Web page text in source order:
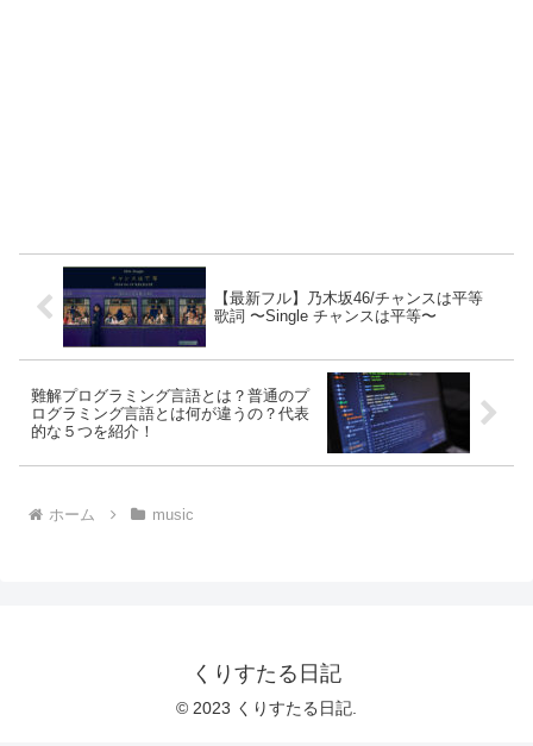
【最新フル】乃木坂46/チャンスは平等
歌詞 〜Single チャンスは平等〜
難解プログラミング言語とは？普通のプ
ログラミング言語とは何が違うの？代表
的な５つを紹介！
ホーム music
くりすたる日記
© 2023 くりすたる日記.